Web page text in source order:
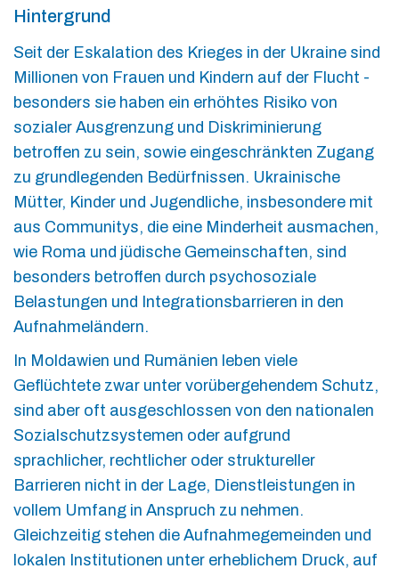
Hintergrund
Seit der Eskalation des Krieges in der Ukraine sind
Millionen von Frauen und Kindern auf der Flucht -
besonders sie haben ein erhöhtes Risiko von
sozialer Ausgrenzung und Diskriminierung
betroffen zu sein, sowie eingeschränkten Zugang
zu grundlegenden Bedürfnissen. Ukrainische
Mütter, Kinder und Jugendliche, insbesondere mit
aus Communitys, die eine Minderheit ausmachen,
wie Roma und jüdische Gemeinschaften, sind
besonders betroffen durch psychosoziale
Belastungen und Integrationsbarrieren in den
Aufnahmeländern.
In Moldawien und Rumänien leben viele
Geflüchtete zwar unter vorübergehendem Schutz,
sind aber oft ausgeschlossen von den nationalen
Sozialschutzsystemen oder aufgrund
sprachlicher, rechtlicher oder struktureller
Barrieren nicht in der Lage, Dienstleistungen in
vollem Umfang in Anspruch zu nehmen.
Gleichzeitig stehen die Aufnahmegemeinden und
lokalen Institutionen unter erheblichem Druck, auf